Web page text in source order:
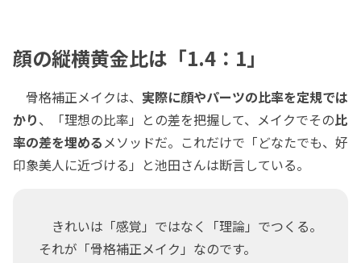
顔の縦横黄金比は「1.4：1」
骨格補正メイクは、 実際に顔やパーツの比率を定規では
かり、「理想の比率」との差を把握して、メイクでその比
率の差を埋めるメソッドだ。これだけで「どなたでも、好
印象美人に近づける」と池田さんは断言している。
きれいは「感覚」ではなく「理論」でつくる。
それが「骨格補正メイク」なのです。